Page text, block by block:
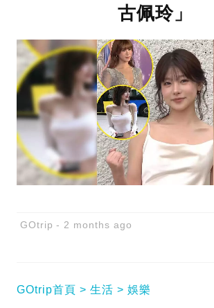
古佩玲」
GOtrip 2 months ago
GOtrip首頁 生活 娛樂